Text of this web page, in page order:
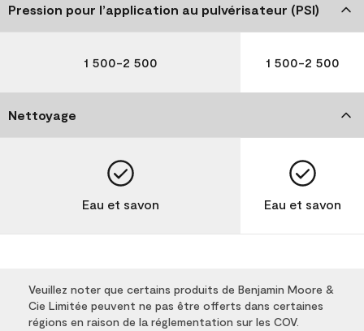
Pression pour l’application au pulvérisateur (PSI)
1 500-2 500 1 500-2 500
Nettoyage
Eau et savon Eau et savon
Veuillez noter que certains produits de Benjamin Moore &
Cie Limitée peuvent ne pas être offerts dans certaines
régions en raison de la réglementation sur les COV.